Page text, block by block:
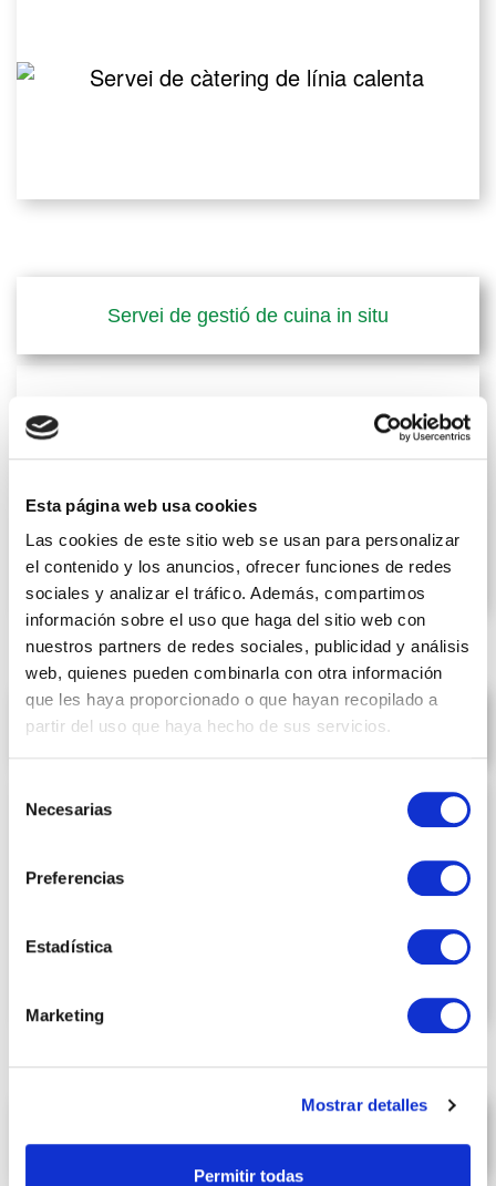
Esta página web usa cookies
Las cookies de este sitio web se usan para personalizar
el contenido y los anuncios, ofrecer funciones de redes
sociales y analizar el tráfico. Además, compartimos
información sobre el uso que haga del sitio web con
nuestros partners de redes sociales, publicidad y análisis
web, quienes pueden combinarla con otra información
que les haya proporcionado o que hayan recopilado a
partir del uso que haya hecho de sus servicios.
Necesarias
Preferencias
Estadística
Marketing
Mostrar detalles
Permitir todas
Servei de gestió de cuina in situ
Servei de monitoratge